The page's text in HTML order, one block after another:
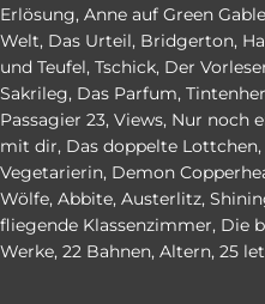
Erlösung, Anne auf Green
Welt, Das Urteil, Bridgerton,
und Teufel, Tschick, Der
Sakrileg, Das Parfum,
Passagier 23, Views, Nur noch
mit dir, Das doppelte Lottchen,
Vegetarierin, Demon
Wölfe, Abbite, Austerlitz,
fliegende Klassenzimmer, Die
Werke, 22 Bahnen, Altern, 25